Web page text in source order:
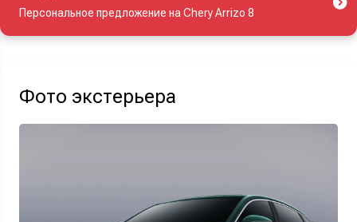
Персональное предложение на Chery Arrizo 8
Фото экстерьера